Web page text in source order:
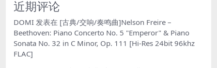
近期评论
DOMI 发表在 [古典/交响/奏鸣曲]Nelson Freire –
Beethoven: Piano Concerto No. 5 "Emperor" & Piano
Sonata No. 32 in C Minor, Op. 111 [Hi-Res 24bit 96khz
FLAC]